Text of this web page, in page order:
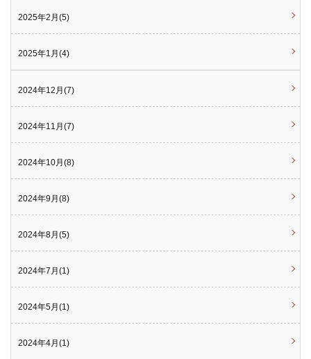
2025年2月(5)
2025年1月(4)
2024年12月(7)
2024年11月(7)
2024年10月(8)
2024年9月(8)
2024年8月(5)
2024年7月(1)
2024年5月(1)
2024年4月(1)